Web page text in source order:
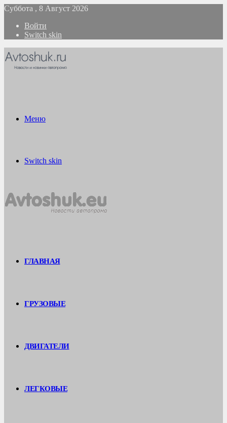
Суббота , 8 Август 2026
Войти
Switch skin
Меню
Switch skin
ГЛАВНАЯ
ГРУЗОВЫЕ
ДВИГАТЕЛИ
ЛЕГКОВЫЕ